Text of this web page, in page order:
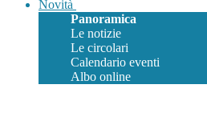
Novità
Panoramica
Le notizie
Le circolari
Calendario eventi
Albo online